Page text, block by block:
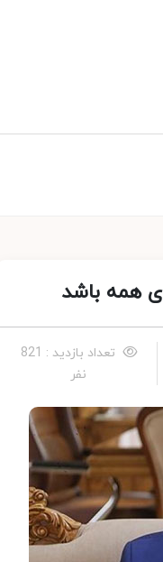
همه باشد
تعداد بازدید : 821
نفر